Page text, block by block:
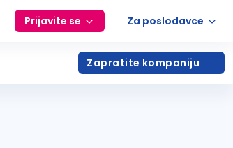
Prijavite se Za poslodavce
Zapratite kompaniju